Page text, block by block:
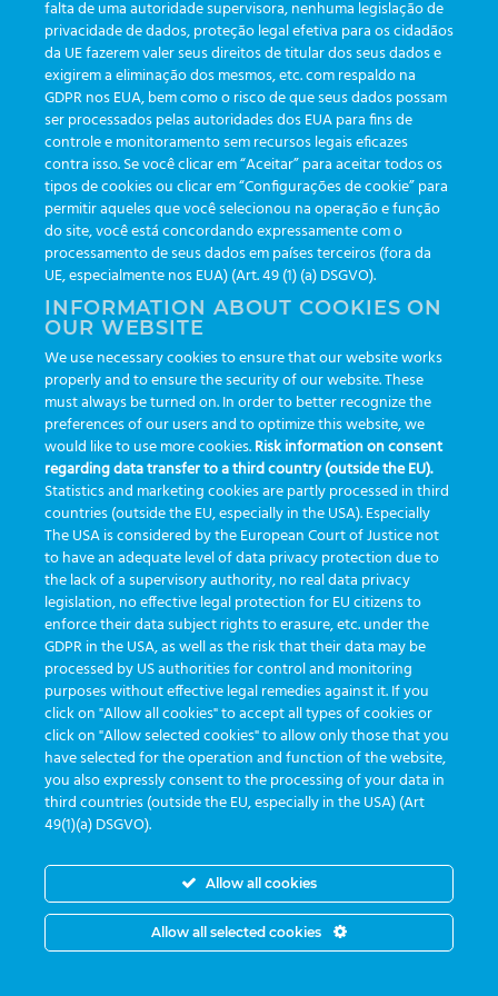
Entre com seu usuário e senha para continuar
Username or Email Address
Password
Remember Me
Lost your password?
falta de uma autoridade supervisora, nenhuma legislação de
privacidade de dados, proteção legal efetiva para os cidadãos
da UE fazerem valer seus direitos de titular dos seus dados e
exigirem a eliminação dos mesmos, etc. com respaldo na
GDPR nos EUA, bem como o risco de que seus dados possam
ser processados pelas autoridades dos EUA para fins de
controle e monitoramento sem recursos legais eficazes
contra isso. Se você clicar em “Aceitar” para aceitar todos os
tipos de cookies ou clicar em “Configurações de cookie” para
permitir aqueles que você selecionou na operação e função
do site, você está concordando expressamente com o
processamento de seus dados em países terceiros (fora da
UE, especialmente nos EUA) (Art. 49 (1) (a) DSGVO).
INFORMATION ABOUT COOKIES ON
OUR WEBSITE
We use necessary cookies to ensure that our website works
properly and to ensure the security of our website. These
must always be turned on. In order to better recognize the
preferences of our users and to optimize this website, we
would like to use more cookies.Risk information on consent
regarding data transfer to a third country (outside the EU).
Statistics and marketing cookies are partly processed in third
countries (outside the EU, especially in the USA). Especially
The USA is considered by the European Court of Justice not
to have an adequate level of data privacy protection due to
the lack of a supervisory authority, no real data privacy
legislation, no effective legal protection for EU citizens to
enforce their data subject rights to erasure, etc. under the
GDPR in the USA, as well as the risk that their data may be
processed by US authorities for control and monitoring
purposes without effective legal remedies against it. If you
click on "Allow all cookies" to accept all types of cookies or
click on "Allow selected cookies" to allow only those that you
have selected for the operation and function of the website,
you also expressly consent to the processing of your data in
third countries (outside the EU, especially in the USA) (Art
49(1)(a) DSGVO).
Allow all cookies
Allow all selected cookies
Segunda a sexta das 8:30 às 17:30